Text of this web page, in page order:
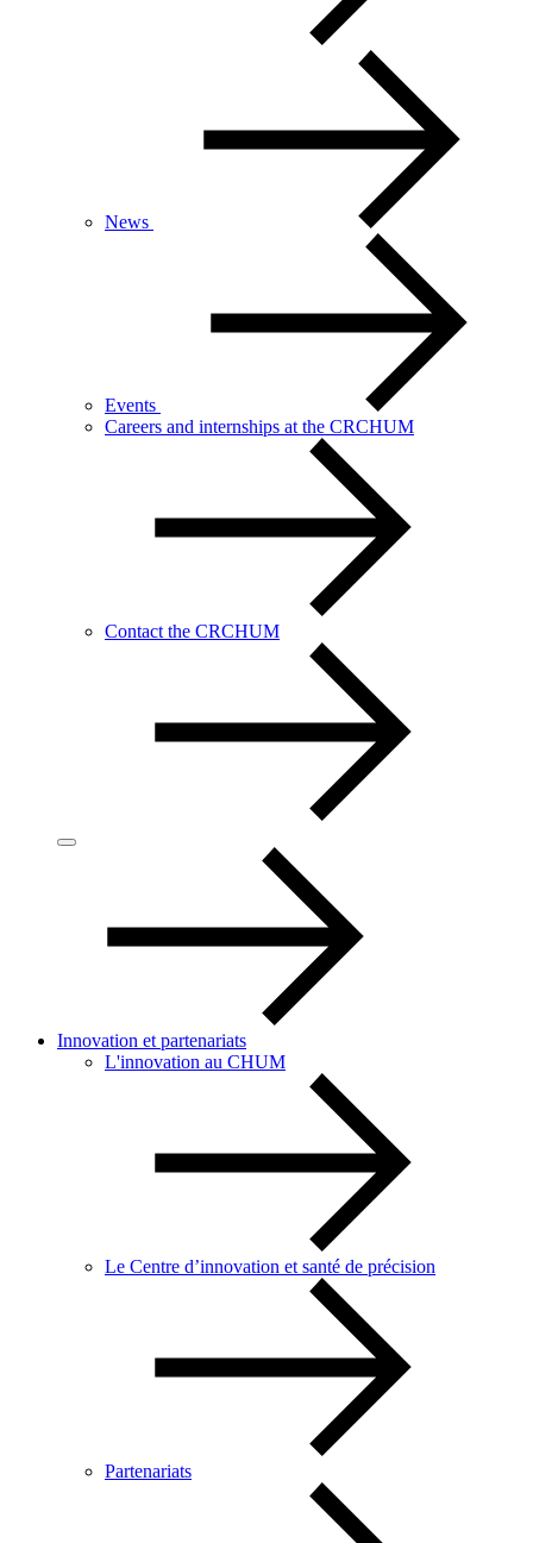
News
Events
Careers and internships at the CRCHUM
Contact the CRCHUM
Innovation et partenariats
L'innovation au CHUM
Le Centre d’innovation et santé de précision
Partenariats